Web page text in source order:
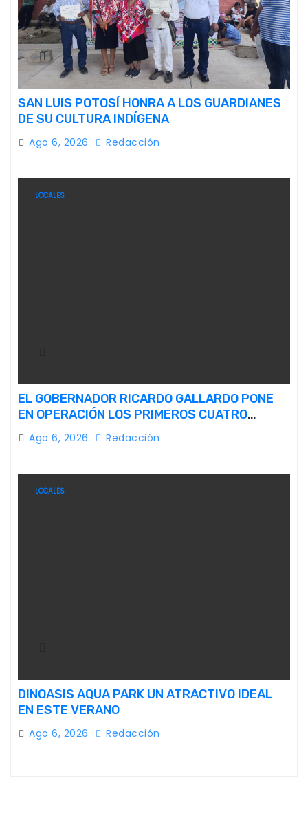
SAN LUIS POTOSÍ HONRA A LOS GUARDIANES
DE SU CULTURA INDÍGENA
Ago 6, 2026 Redacción
LOCALES
EL GOBERNADOR RICARDO GALLARDO PONE
EN OPERACIÓN LOS PRIMEROS CUATRO
PERROS ROBOT
Ago 6, 2026 Redacción
LOCALES
DINOASIS AQUA PARK UN ATRACTIVO IDEAL
EN ESTE VERANO
Ago 6, 2026 Redacción